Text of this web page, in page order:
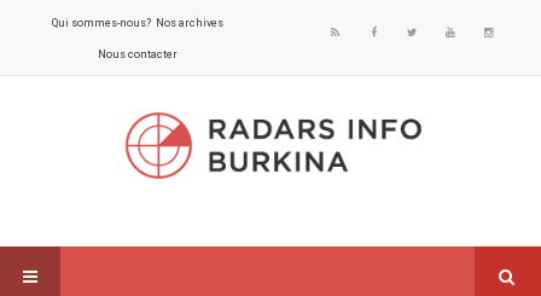
Qui sommes-nous? Nos archives
Nous contacter